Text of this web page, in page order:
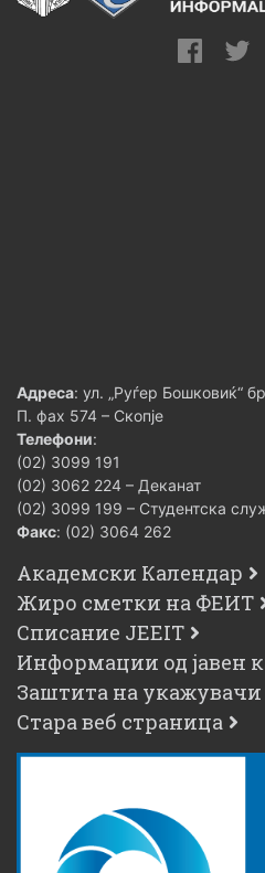
Адреса: ул. „Руѓер Бошковиќ“
П. фах 574 – Скопје
Телефони:
(02) 3099 191
(02) 3062 224 – Деканат
(02) 3099 199 – Студентска
Факс: (02) 3064 262
Академски Календар
Жиро сметки на ФЕИТ
Списание JEEIT
Информации од јавен
Заштита на укажувачи
Стара веб страница